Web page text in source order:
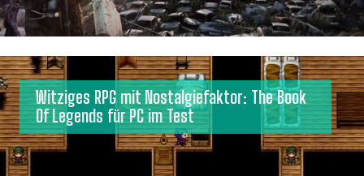
Witziges RPG mit Nostalgiefaktor: The Book
Of Legends für PC im Test